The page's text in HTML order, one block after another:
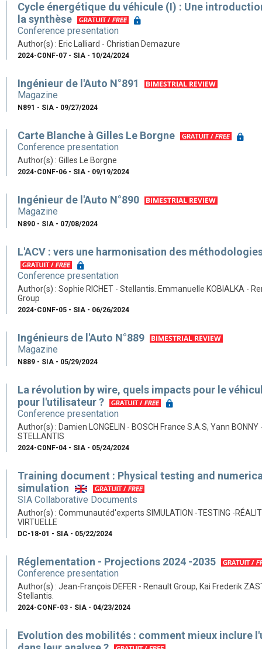
Cycle énergétique du véhicule (I) : Une
la synthèse
Conference presentation
Author(s) : Eric Lalliard - Christian Demazure
2024-C0NF-07 - SIA - 10/24/2024
Ingénieur de l'Auto N°891
Magazine
N891 - SIA - 09/27/2024
Carte Blanche à Gilles Le Borgne
Conference presentation
Author(s) : Gilles Le Borgne
2024-C0NF-06 - SIA - 09/19/2024
Ingénieur de l'Auto N°890
Magazine
N890 - SIA - 07/08/2024
L'ACV : vers une harmonisation des
Conference presentation
Author(s) : Sophie RICHET - Stellantis. Emmanuelle KOBIALKA -
Group
2024-C0NF-05 - SIA - 06/26/2024
Ingénieurs de l'Auto N°889
Magazine
N889 - SIA - 05/29/2024
La révolution by wire, quels impacts pour le
pour l'utilisateur ?
Conference presentation
Author(s) : Damien LONGELIN - BOSCH France S.A.S, Yann BONNY
STELLANTIS
2024-C0NF-04 - SIA - 05/24/2024
Training document : Physical testing and
simulation
SIA Collaborative Documents
Author(s) : Communautéd'experts SIMULATION -TESTING -
VIRTUELLE
DC-18-01 - SIA - 05/22/2024
Réglementation - Projections 2024 -2035
Conference presentation
Author(s) : Jean-François DEFER - Renault Group, Kai Frederik
Stellantis.
2024-CONF-03 - SIA - 04/23/2024
Evolution des mobilités : comment mieux inclure